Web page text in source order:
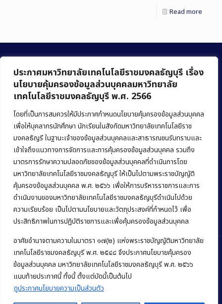
ประกาศมหาวิทยาลัยเทคโนโลยีราชมงคลธัญบุรี เรื่อง
นโยบายคุ้มครองข้อมูลส่วนบุคคลมหาวิทยาลัย
เทคโนโลยีราชมงคลธัญบุรี พ.ศ. 2566
โดยที่เป็นการสมควรให้มีประกาศกำหนดนโยบายคุ้มครองข้อมูลส่วนบุคคล
เพื่อให้บุคลากรนักศึกษา นักเรียนในสังกัดมหาวิทยาลัยเทคโนโลยีราช
มงคลธัญรี ในฐานะเจ้าของข้อมูลส่วนบุคคลและสาธารณชนรับทราบและ
เข้าใจถึงแนวทางการจัดการและการคุ้มครองข้อมูลส่วนบุคคล รวมถึง
มาตรการรักษาความปลอดภัยของข้อมูลส่วนบุคคลที่ดำเนินการโดย
มหาวิทยาลัยเทคโนโลยีราชมงคลธัญบุรี ให้เป็นไปตามพระราชบัญญัติ
คุ้มครองข้อมูลส่วนบุคคล พ.ศ. ๒๕๖๖ เพื่อให้การบริหารราชการและการ
ดำเนินงานของมหาวิทยาลัยเทคโนโลยีราชมงคลธัญบุรีดำเนินไปด้วย
ความเรียบร้อย เป็นไปตามนโยบายและวัตถุประสงค์ที่กำหนดไว้ เพื่อ
ประสิทธิภาพในการปฏิบัติราชการและเพื่อคุ้มครองข้อมูลส่วนบุคคล
อาศัยอำนาจตามความในมาตรา ๑๗(๒) แห่งพระราชบัญญัติมหาวิทยาลัย
เทคโนโลยีราชมงคลธัญบุรี พ.ศ. ๒๕๔๘ จึงประกาศนโยบายคุ้มครอง
ข้อมูลส่วนบุคคล มหาวิทยาลัยเทคโนโลยีราชมงคลธัญบุรี พ.ศ. ๒๕๖๖
แนบท้ายประกาศนี้ ทั้งนี้ ตั้งแต่บัดนี้เป็นต้นไป
ดูประกาศนโยบายความเป็นส่วนตัว
Read more
คณะบริหารธุรกิจ
มหาวิทยาลัยเทคโนโลยีราชมงคลธัญบุรี
39 หมู่ 1 ถนนรังสิต-นครนายก ตำบลคลองหก
อำเภอคลองหลวง จังหวัดปทุมธานี 12120
Phone:+66 (0) 2549 3243,+66 (0) 2549 3241
E-mail:bus@rmutt.ac.th
Copyright © 2022 คณะบริหารธุรกิจ มหาวิทยาลัยเทคโนโลยีราชมงคล
ธัญบุรี